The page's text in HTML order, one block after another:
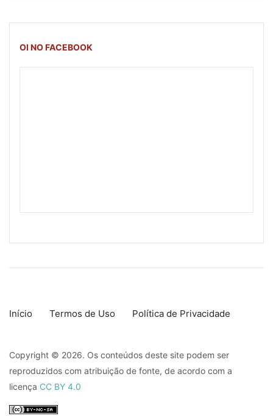
OI NO FACEBOOK
Início Termos de Uso Política de Privacidade
Copyright © 2026. Os conteúdos deste site podem ser
reproduzidos com atribuição de fonte, de acordo com a
licença CC BY 4.0